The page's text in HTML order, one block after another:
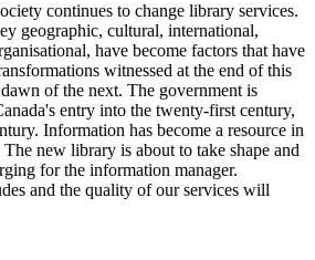
continues to change library services.
geographic, cultural, international,
have become factors that have
witnessed at the end of this
of the next. The government is
entry into the twenty-first century,
Information has become a resource in
new library is about to take shape and
for the information manager.
and the quality of our services will